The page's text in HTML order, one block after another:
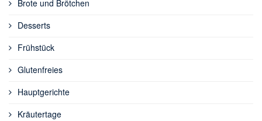
Brote und Brötchen
Desserts
Frühstück
Glutenfreies
Hauptgerichte
Kräutertage